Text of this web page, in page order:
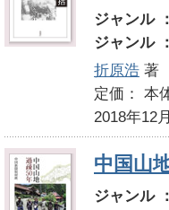
ジャンル
ジャンル
折原浩 著
定価：
2018年12
中国山
ジャンル